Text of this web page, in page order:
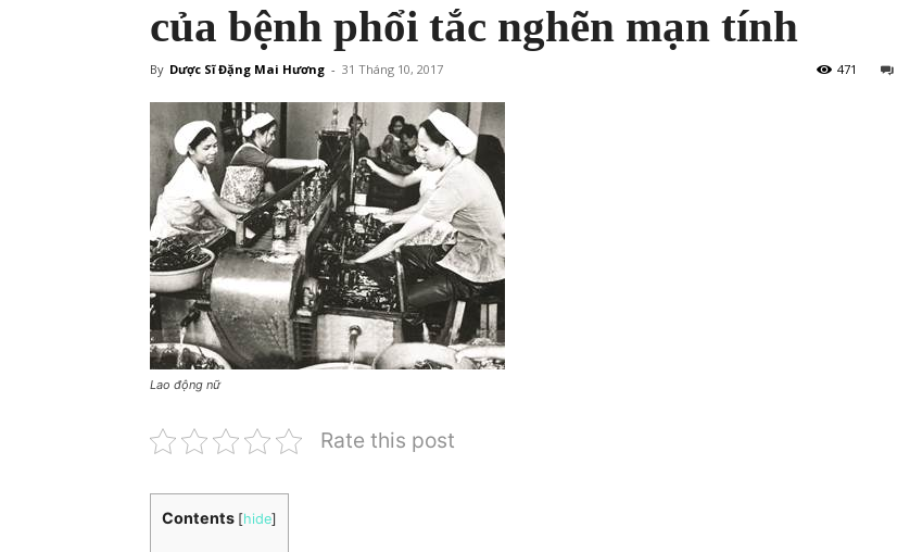
của bệnh phổi tắc nghẽn mạn tính
By Dược Sĩ Đặng Mai Hương - 31 Tháng 10, 2017 471
Lao động nữ
Rate this post
Contents [hide]